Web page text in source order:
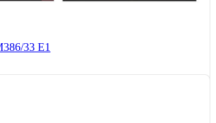
33 Е1